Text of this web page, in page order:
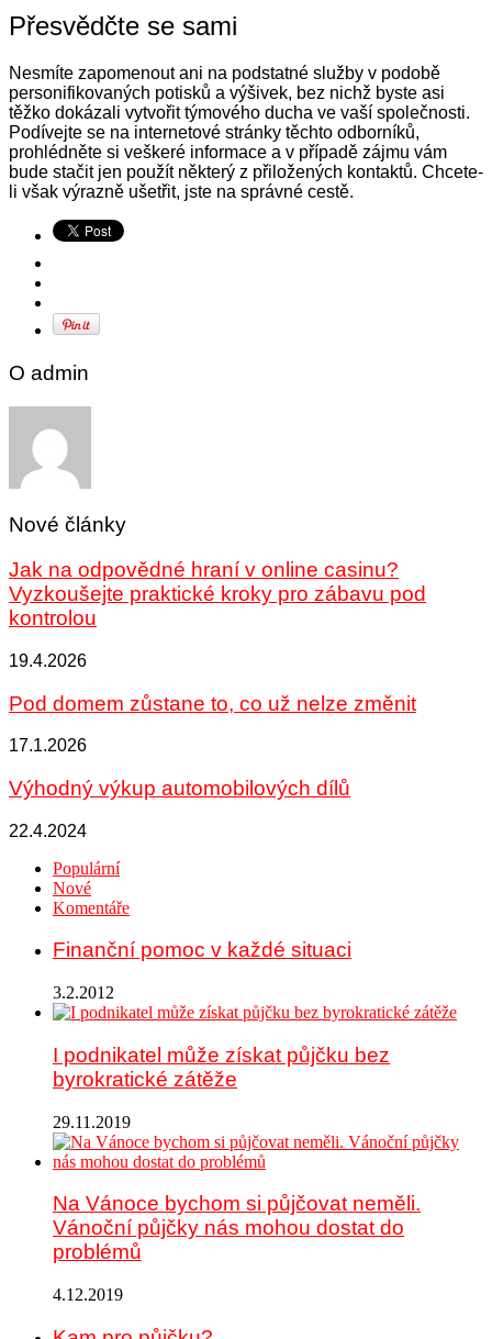
Přesvědčte se sami
Nesmíte zapomenout ani na podstatné služby v podobě
personifikovaných potisků a výšivek, bez nichž byste asi
těžko dokázali vytvořit týmového ducha ve vaší společnosti.
Podívejte se na internetové stránky těchto odborníků,
prohlédněte si veškeré informace a v případě zájmu vám
bude stačit jen použít některý z přiložených kontaktů. Chcete-
li však výrazně ušetřit, jste na správné cestě.
O admin
Nové články
Jak na odpovědné hraní v online casinu?
Vyzkoušejte praktické kroky pro zábavu pod
kontrolou
19.4.2026
Pod domem zůstane to, co už nelze změnit
17.1.2026
Výhodný výkup automobilových dílů
22.4.2024
Populární
Nové
Komentáře
Finanční pomoc v každé situaci
3.2.2012
I podnikatel může získat půjčku bez
byrokratické zátěže
29.11.2019
Na Vánoce bychom si půjčovat neměli.
Vánoční půjčky nás mohou dostat do
problémů
4.12.2019